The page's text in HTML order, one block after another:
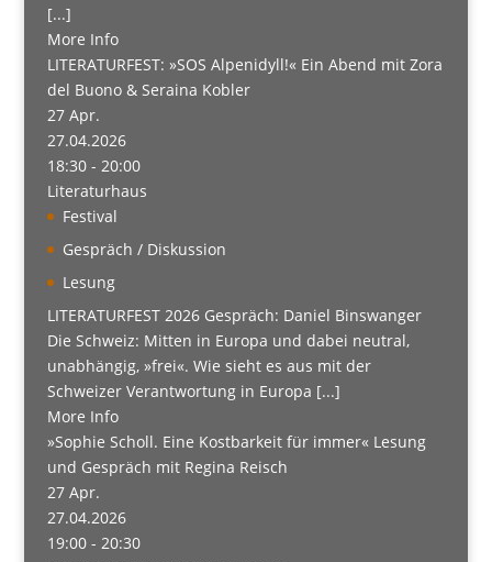
[...]
More Info
LITERATURFEST: »SOS Alpenidyll!« Ein Abend mit Zora
del Buono & Seraina Kobler
27 Apr.
27.04.2026
18:30 - 20:00
Literaturhaus
Festival
Gespräch / Diskussion
Lesung
LITERATURFEST 2026 Gespräch: Daniel Binswanger
Die Schweiz: Mitten in Europa und dabei neutral,
unabhängig, »frei«. Wie sieht es aus mit der
Schweizer Verantwortung in Europa [...]
More Info
»Sophie Scholl. Eine Kostbarkeit für immer« Lesung
und Gespräch mit Regina Reisch
27 Apr.
27.04.2026
19:00 - 20:30